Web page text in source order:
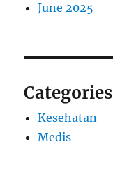
June 2025
Categories
Kesehatan
Medis